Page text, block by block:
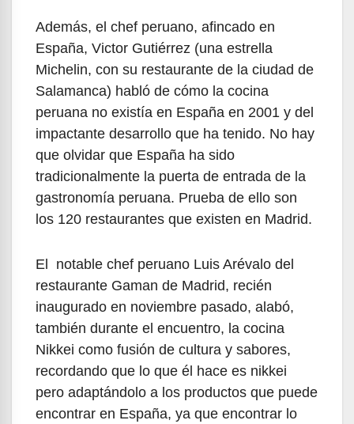
Además, el chef peruano, afincado en
España, Victor Gutiérrez (una estrella
Michelin, con su restaurante de la ciudad de
Salamanca) habló de cómo la cocina
peruana no existía en España en 2001 y del
impactante desarrollo que ha tenido. No hay
que olvidar que España ha sido
tradicionalmente la puerta de entrada de la
gastronomía peruana. Prueba de ello son
los 120 restaurantes que existen en Madrid.
El notable chef peruano Luis Arévalo del
restaurante Gaman de Madrid, recién
inaugurado en noviembre pasado, alabó,
también durante el encuentro, la cocina
Nikkei como fusión de cultura y sabores,
recordando que lo que él hace es nikkei
pero adaptándolo a los productos que puede
encontrar en España, ya que encontrar lo